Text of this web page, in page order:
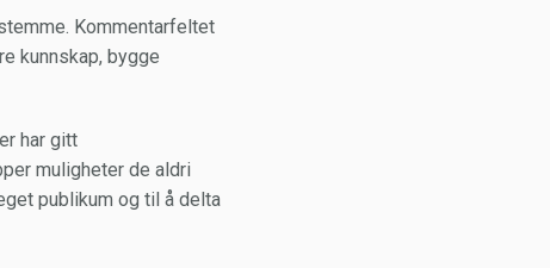
Kommentarfeltet
kunnskap, bygge
har gitt
muligheter de aldri
publikum og til å delta